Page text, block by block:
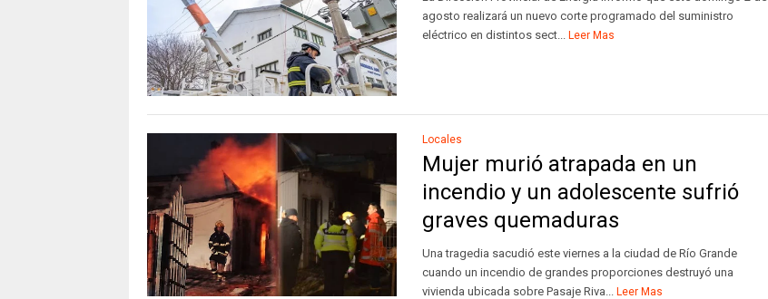
agosto realizará un nuevo corte programado del suministro
eléctrico en distintos sect... Leer Mas
Locales
Mujer murió atrapada en un
incendio y un adolescente sufrió
graves quemaduras
Una tragedia sacudió este viernes a la ciudad de Río Grande
cuando un incendio de grandes proporciones destruyó una
vivienda ubicada sobre Pasaje Riva... Leer Mas